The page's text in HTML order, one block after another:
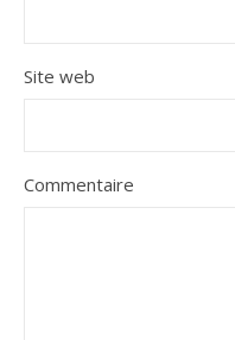
Site web
Commentaire